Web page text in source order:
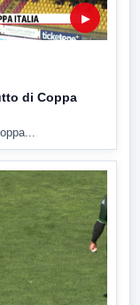
▶
di Coppa